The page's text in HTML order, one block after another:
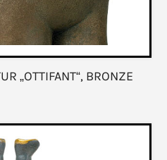
„OTTIFANT“, BRONZE